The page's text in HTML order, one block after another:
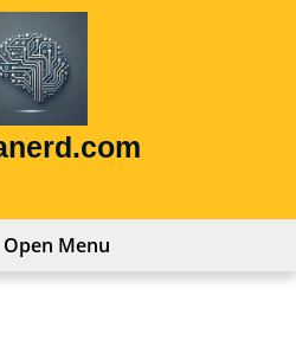
Open Menu